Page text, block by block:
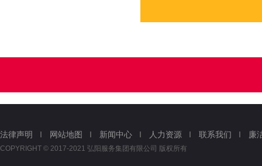
法律声明 网站地图 新闻中心 人力资源 联系我们 廉
COPYRIGHT © 2017-2021 弘阳服务集团有限公司 版权所有